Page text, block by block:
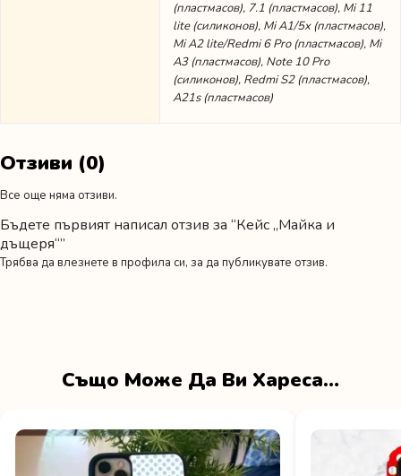
(пластмасов), 7.1 (пластмасов), Mi 11
lite (силиконов), Mi A1/5x (пластмасов),
Mi A2 lite/Redmi 6 Pro (пластмасов), Mi
A3 (пластмасов), Note 10 Pro
(силиконов), Redmi S2 (пластмасов),
A21s (пластмасов)
Отзиви (0)
Все още няма отзиви.
Бъдете първият написал отзив за “Кейс „Майка и
дъщеря“”
Трябва да влезнете в профила си, за да публикувате отзив.
Също Може Да Ви Хареса…